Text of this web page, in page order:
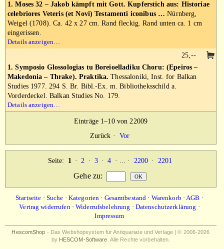
1. Moses 32 – Jakob kämpft mit Gott. Kupferstich aus: Historiae
celebriores Veteris (et Novi) Testamenti iconibus … Nürnberg,
Weigel (1708). Ca. 42 x 27 cm. Rand fleckig. Rand unten ca. 1 cm
eingerissen.
Details anzeigen…
1. Symposio Glossologias tu Boreioelladiku Choru: (Epeiros –
Makedonia – Thrake). Praktika. Thessaloniki, Inst. for Balkan
Studies 1977. 294 S. Br. Bibl.-Ex. m. Bibliotheksschild a.
Vorderdeckel. Balkan Studies No. 179.
Details anzeigen…
25,--
Einträge 1–10 von 22009
Zurück · Vor
Seite: 1 · 2 · 3 · 4 · ... · 2200 · 2201
Gehe zu:
Startseite · Suche · Kategorien · Gesamtbestand · Warenkorb ·AGB ·
Vertrag widerrufen·Widerrufsbelehrung · Datenschutzerklärung ·
Impressum
HescomShop - Das Webshopsystem für Antiquariate und Verlage | © 2006-2026
by HESCOM-Software . Alle Rechte vorbehalten.